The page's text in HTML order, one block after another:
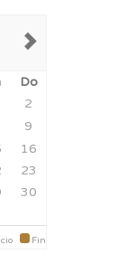
Do
2
9
16
23
30
Fin